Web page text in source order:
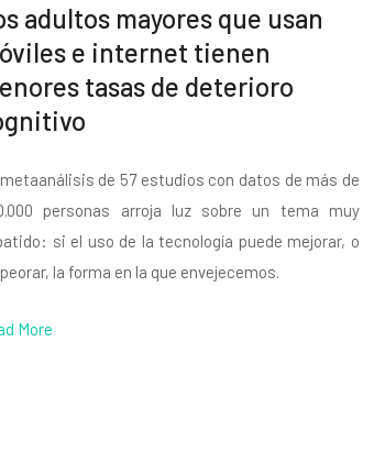
adultos mayores que usan
e internet tienen
tasas de deterioro
de 57 estudios con datos de más de
personas arroja luz sobre un tema muy
si el uso de la tecnología puede mejorar, o
la forma en la que envejecemos.
More